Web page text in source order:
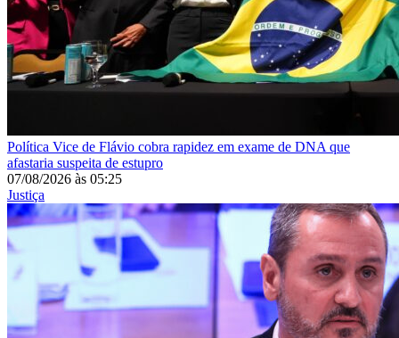
Política Vice de Flávio cobra rapidez em exame de DNA que
afastaria suspeita de estupro
07/08/2026 às 05:25
Justiça